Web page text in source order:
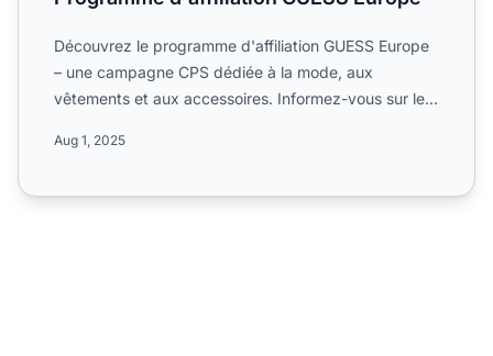
Découvrez le programme d'affiliation GUESS Europe
– une campagne CPS dédiée à la mode, aux
vêtements et aux accessoires. Informez-vous sur les
Aug 1, 2025